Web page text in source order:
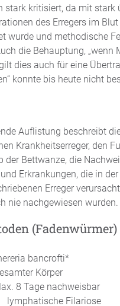
stark kritisiert, da mit stark
des Erregers im
wurde und methodische
die Behauptung, „wenn
dies auch für eine
konnte bis heute nicht
Auflistung beschreibt
Krankheitserreger, den
der Bettwanze, die
Erkrankungen, die in
Erreger
nie nachgewiesen wurden.
(Fadenwürmer)
bancrofti*
Körper
8 Tage nachweisbar
lymphatische Filariose